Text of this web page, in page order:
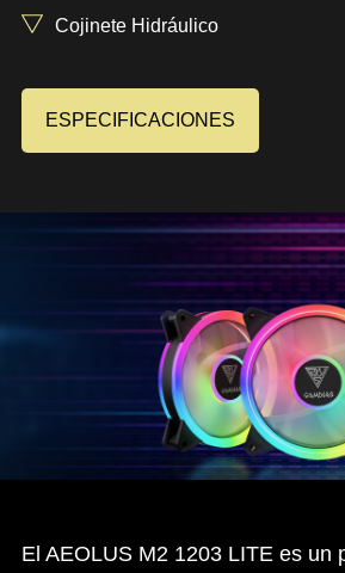
Cojinete Hidráulico
ESPECIFICACIONES
El AEOLUS M2 1203 LITE es un